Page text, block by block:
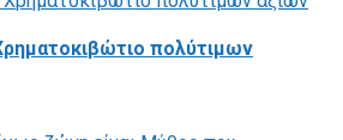
πολύτιμων